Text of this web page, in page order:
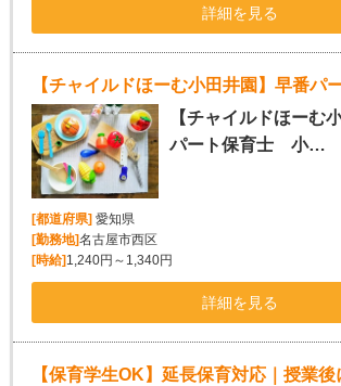
詳細を見る
【チャイルドほーむ
パート保育士 小…
[都道府県] 愛知県
[勤務地]名古屋市西区
[時給] 1,240円～1,340円
詳細を見る